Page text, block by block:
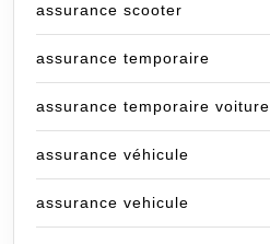
assurance scooter
assurance temporaire
assurance temporaire voiture
assurance véhicule
assurance vehicule